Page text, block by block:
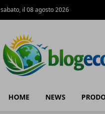
sabato, il 08 agosto 2026
HOME NEWS